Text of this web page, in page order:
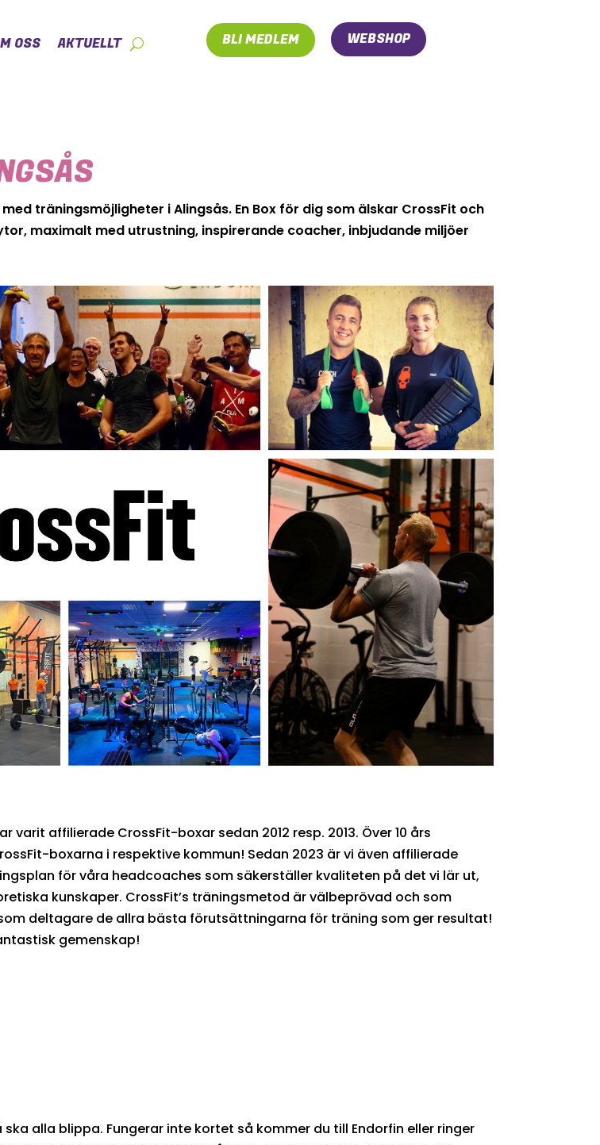
OSS AKTUELLT BLI MEDLEM WEBSHOP
med träningsmöjligheter i Alingsås. En Box för dig som älskar CrossFit och
maximalt med utrustning, inspirerande coacher, inbjudande miljöer
varit affilierade CrossFit-boxar sedan 2012 resp. 2013. Över 10 års
boxarna i respektive kommun! Sedan 2023 är vi även affilierade
för våra headcoaches som säkerställer kvaliteten på det vi lär ut,
kunskaper. CrossFit’s träningsmetod är välbeprövad och som
deltagare de allra bästa förutsättningarna för träning som ger resultat!
gemenskap!
alla blippa. Fungerar inte kortet så kommer du till Endorfin eller ringer